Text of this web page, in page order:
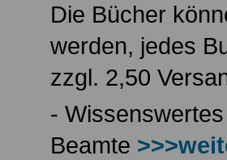
Die Bücher
werden, jedes
zzgl. 2,50
-
Beamte